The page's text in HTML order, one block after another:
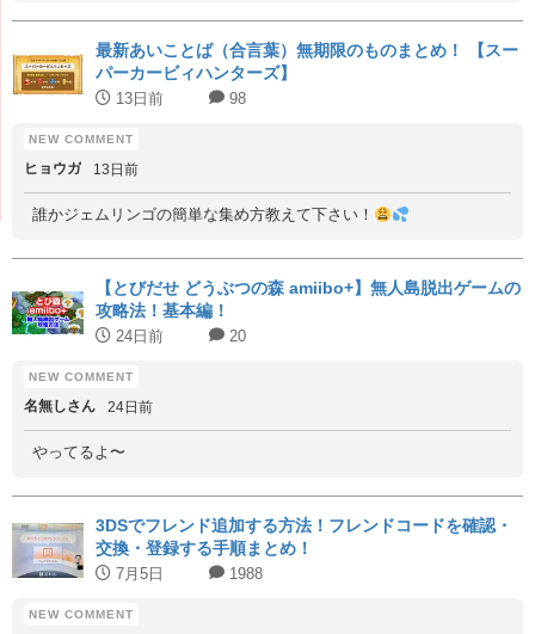
最新あいことば（合言葉）無期限のものまとめ！ 【スー
パーカービィハンターズ】
13日前 98
ヒョウガ 13日前
誰かジェムリンゴの簡単な集め方教えて下さい！
【とびだせ どうぶつの森 amiibo+】無人島脱出ゲームの
攻略法！基本編！
24日前 20
名無しさん 24日前
やってるよ〜
3DSでフレンド追加する方法！フレンドコードを確認・
交換・登録する手順まとめ！
7月5日 1988